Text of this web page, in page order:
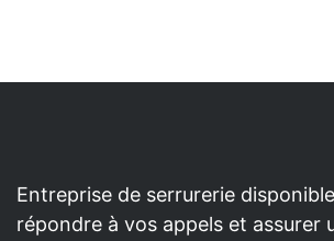
Entreprise de serrurerie
répondre à vos appels et assurer